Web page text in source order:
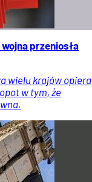
przeniosła
wielu krajów opiera
w tym, że